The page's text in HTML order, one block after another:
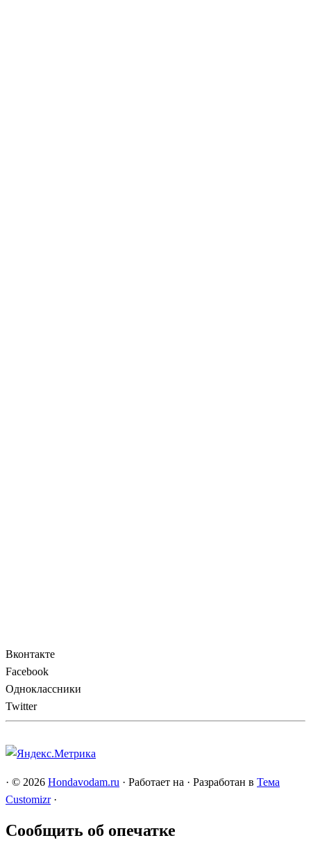
Вконтакте
Facebook
Одноклассники
Twitter
· © 2026 Hondavodam.ru · Работает на · Разработан в Тема
Customizr ·
Сообщить об опечатке